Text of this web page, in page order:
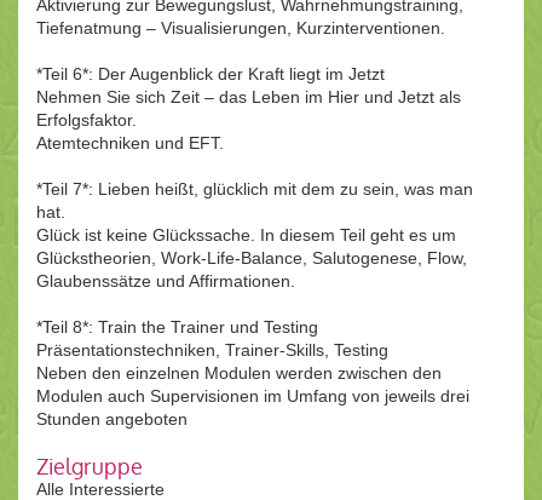
Aktivierung zur Bewegungslust, Wahrnehmungstraining,
Tiefenatmung – Visualisierungen, Kurzinterventionen.
*Teil 6*: Der Augenblick der Kraft liegt im Jetzt
Nehmen Sie sich Zeit – das Leben im Hier und Jetzt als
Erfolgsfaktor.
Atemtechniken und EFT.
*Teil 7*: Lieben heißt, glücklich mit dem zu sein, was man
hat.
Glück ist keine Glückssache. In diesem Teil geht es um
Glückstheorien, Work-Life-Balance, Salutogenese, Flow,
Glaubenssätze und Affirmationen.
*Teil 8*: Train the Trainer und Testing
Präsentationstechniken, Trainer-Skills, Testing
Neben den einzelnen Modulen werden zwischen den
Modulen auch Supervisionen im Umfang von jeweils drei
Stunden angeboten
Zielgruppe
Alle Interessierte